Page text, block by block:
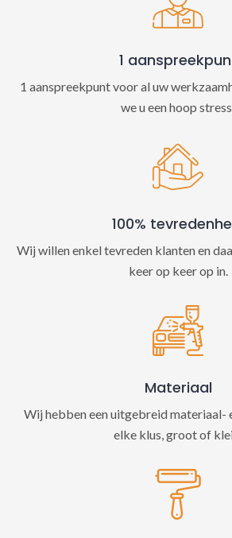
1
1 aanspreekpunt voor al uw
we u een hoop
100%
Wij willen enkel tevreden klanten en
keer op keer op in.
Materiaal
Wij hebben een uitgebreid materiaal-
elke klus, groot of